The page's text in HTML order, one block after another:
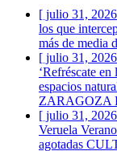
[ julio 31,
los que
más de media
[ julio 31,
‘Refréscate
espacios
ZARAGOZA
[ julio 31,
Veruela
agotadas